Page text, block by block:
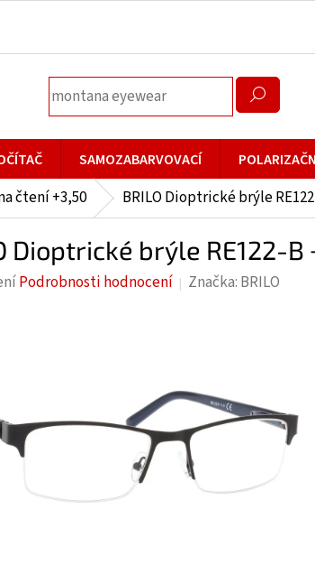
SAMOZABARVOVACÍ
čtení +3,50 BRILO Dioptrické brýle
Dioptrické brýle RE122-B
Podrobnosti hodnocení Značka: BRILO